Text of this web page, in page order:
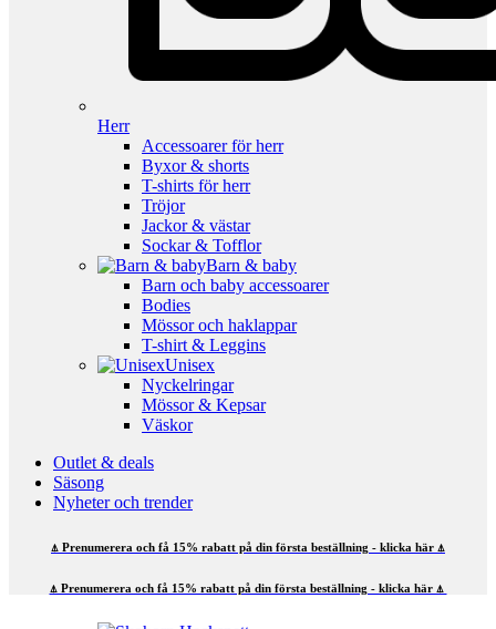
Herr
Accessoarer för herr
Byxor & shorts
T-shirts för herr
Tröjor
Jackor & västar
Sockar & Tofflor
Barn & baby
Barn och baby accessoarer
Bodies
Mössor och haklappar
T-shirt & Leggins
Unisex
Nyckelringar
Mössor & Kepsar
Väskor
Outlet & deals
Säsong
Nyheter och trender
⍋ Prenumerera och få 15% rabatt på din första beställning - klicka här ⍋
⍋ Prenumerera och få 15% rabatt på din första beställning - klicka här ⍋